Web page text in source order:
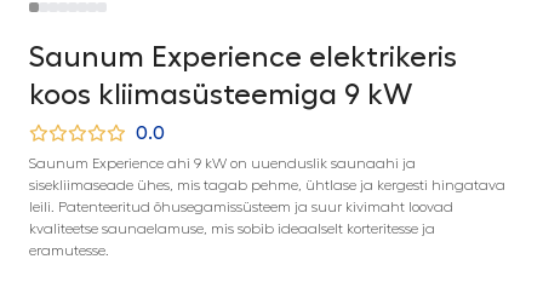
Saunum Experience elektrikeris
koos kliimasüsteemiga 9 kW
0.0
Saunum Experience ahi 9 kW on uuenduslik saunaahi ja
sisekliimaseade ühes, mis tagab pehme, ühtlase ja kergesti hingatava
leili. Patenteeritud õhusegamissüsteem ja suur kivimaht loovad
kvaliteetse saunaelamuse, mis sobib ideaalselt korteritesse ja
eramutesse.